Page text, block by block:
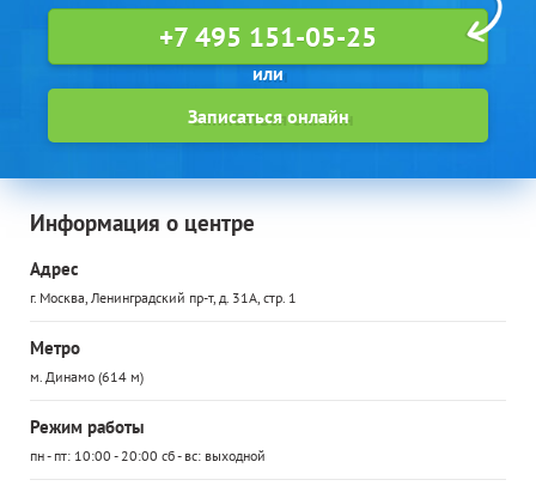
+7 495 151-05-25
Записаться онлайн
Информация о центре
Адрес
г. Москва, Ленинградский пр-т, д. 31А, стр. 1
Метро
м. Динамо (614 м)
Режим работы
пн - пт: 10:00 - 20:00 сб - вс: выходной